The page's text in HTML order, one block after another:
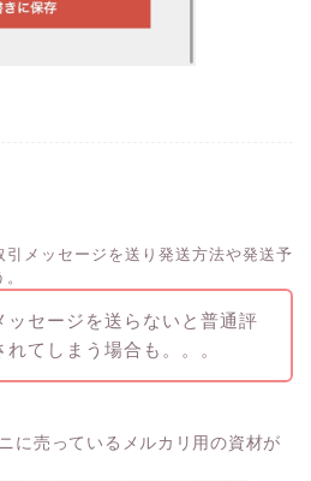
引メッセージを送り発送方法や発送予
ッセージを送らないと普通評
れてしまう場合も。。。
に売っているメルカリ用の資材が